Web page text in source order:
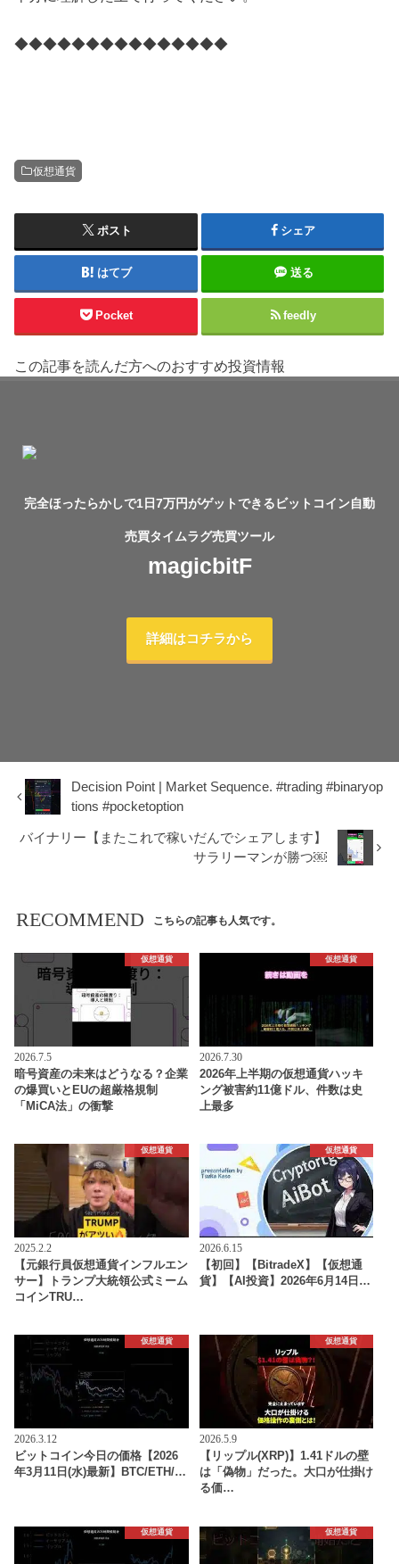
◆◆◆◆◆◆◆◆◆◆◆◆◆◆◆
仮想通貨
ポスト シェア
はてブ 送る
Pocket feedly
この記事を読んだ方へのおすすめ投資情報
完全ほったらかしで1日7万円がゲットできるビットコイン自動
売買タイムラグ売買ツール
magicbitF
詳細はコチラから
Decision Point | Market Sequence. #trading #binaryop
tions #pocketoption
バイナリー【またこれで稼いだんでシェアします】
サラリーマンが勝つ￼
RECOMMEND こちらの記事も人気です。
仮想通貨
2026.7.5
暗号資産の未来はどうなる？企業
の爆買いとEUの超厳格規制
「MiCA法」の衝撃
仮想通貨
2026.7.30
2026年上半期の仮想通貨ハッキ
ング被害約11億ドル、件数は史
上最多
仮想通貨
2025.2.2
【元銀行員仮想通貨インフルエン
サー】トランプ大統領公式ミーム
コインTRU…
仮想通貨
2026.6.15
【初回】【BitradeX】【仮想通
貨】【AI投資】2026年6月14日…
仮想通貨
2026.3.12
ビットコイン今日の価格【2026
年3月11日(水)最新】BTC/ETH/…
仮想通貨
2026.5.9
【リップル(XRP)】1.41ドルの壁
は「偽物」だった。大口が仕掛け
る価…
仮想通貨 仮想通貨